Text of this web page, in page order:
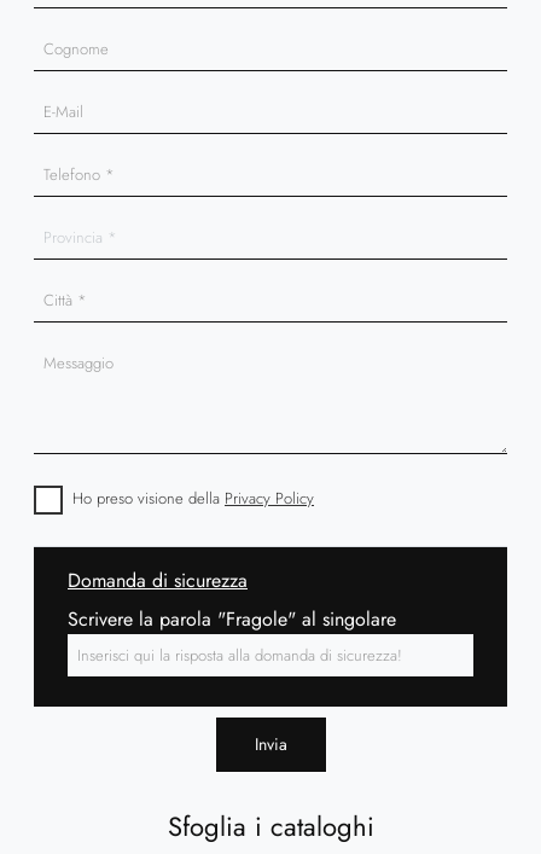
Sfoglia i cataloghi
Ho preso visione della Privacy Policy
Domanda di sicurezza
Scrivere la parola "Fragole" al singolare
Invia